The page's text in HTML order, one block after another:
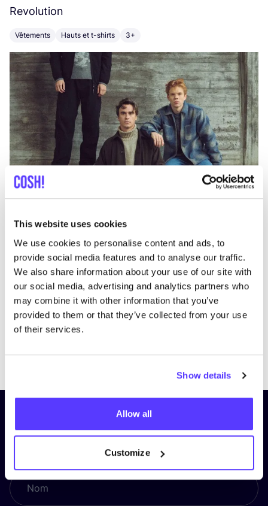
This website uses cookies
We use cookies to personalise content and ads, to
provide social media features and to analyse our traffic.
We also share information about your use of our site with
our social media, advertising and analytics partners who
may combine it with other information that you’ve
provided to them or that they’ve collected from your use
of their services.
Show details
Allow all
Customize
Revolution
Vêtements Hauts et t-shirts 3+
Inscrivez-vous à notre lettre
d’information et restez informé !